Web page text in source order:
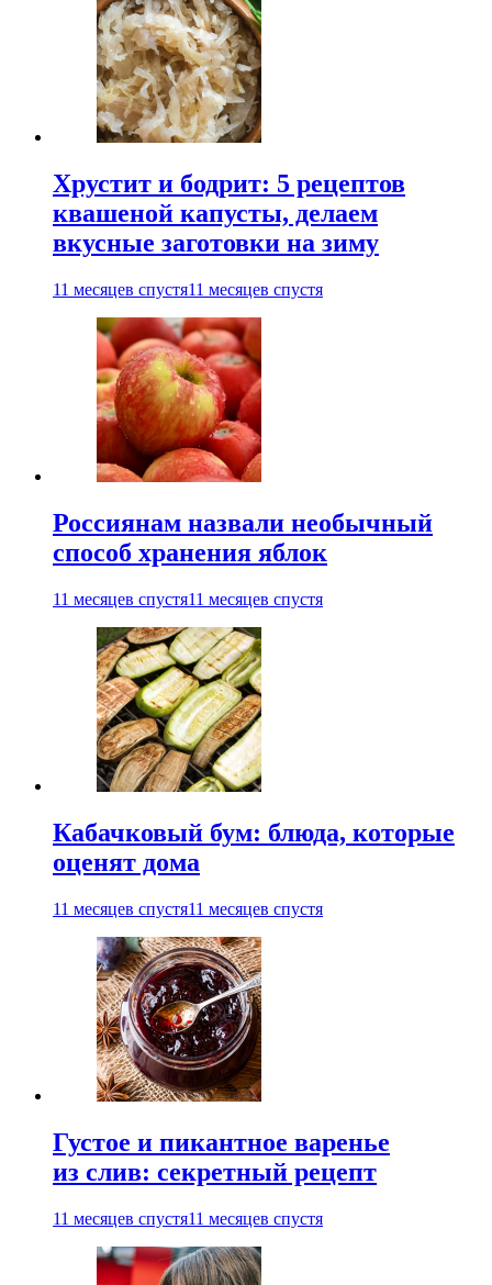
Хрустит и бодрит: 5 рецептов
квашеной капусты, делаем
вкусные заготовки на зиму
11 месяцев спустя11 месяцев спустя
Россиянам назвали необычный
способ хранения яблок
11 месяцев спустя11 месяцев спустя
Кабачковый бум: блюда, которые
оценят дома
11 месяцев спустя11 месяцев спустя
Густое и пикантное варенье
из слив: секретный рецепт
11 месяцев спустя11 месяцев спустя